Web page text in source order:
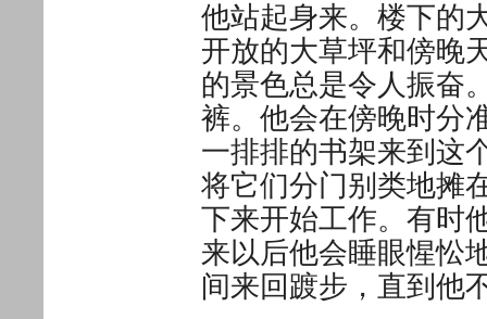
他站起身来。楼下的
开放的大草坪和傍晚
的景色总是令人振奋
裤。他会在傍晚时分
一排排的书架来到这
将它们分门别类地摊
下来开始工作。有时
来以后他会睡眼惺忪
间来回踱步，直到他